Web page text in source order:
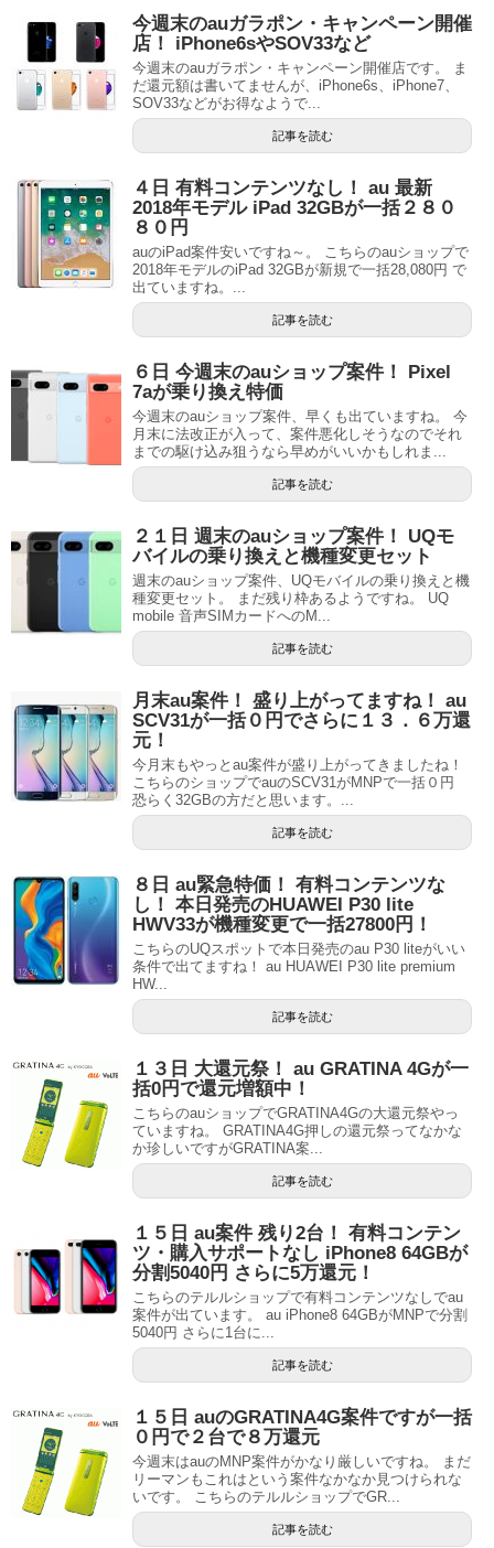
今週末のauガラポン・キャンペーン開催
店！ iPhone6sやSOV33など
今週末のauガラポン・キャンペーン開催店です。 ま
だ還元額は書いてませんが、iPhone6s、iPhone7、
SOV33などがお得なようで...
記事を読む
４日 有料コンテンツなし！ au 最新
2018年モデル iPad 32GBが一括２８０
８０円
auのiPad案件安いですね～。 こちらのauショップで
2018年モデルのiPad 32GBが新規で一括28,080円 で
出ていますね。...
記事を読む
６日 今週末のauショップ案件！ Pixel
7aが乗り換え特価
今週末のauショップ案件、早くも出ていますね。 今
月末に法改正が入って、案件悪化しそうなのでそれ
までの駆け込み狙うなら早めがいいかもしれま...
記事を読む
２１日 週末のauショップ案件！ UQモ
バイルの乗り換えと機種変更セット
週末のauショップ案件、UQモバイルの乗り換えと機
種変更セット。 まだ残り枠あるようですね。 UQ
mobile 音声SIMカードへのM...
記事を読む
月末au案件！ 盛り上がってますね！ au
SCV31が一括０円でさらに１３．６万還
元！
今月末もやっとau案件が盛り上がってきましたね！
こちらのショップでauのSCV31がMNPで一括０円
恐らく32GBの方だと思います。...
記事を読む
８日 au緊急特価！ 有料コンテンツな
し！ 本日発売のHUAWEI P30 lite
HWV33が機種変更で一括27800円！
こちらのUQスポットで本日発売のau P30 liteがいい
条件で出てますね！ au HUAWEI P30 lite premium
HW...
記事を読む
１３日 大還元祭！ au GRATINA 4Gが一
括0円で還元増額中！
こちらのauショップでGRATINA4Gの大還元祭やっ
ていますね。 GRATINA4G押しの還元祭ってなかな
か珍しいですがGRATINA案...
記事を読む
１５日 au案件 残り2台！ 有料コンテン
ツ・購入サポートなし iPhone8 64GBが
分割5040円 さらに5万還元！
こちらのテルルショップで有料コンテンツなしでau
案件が出ています。 au iPhone8 64GBがMNPで分割
5040円 さらに1台に...
記事を読む
１５日 auのGRATINA4G案件ですが一括
０円で２台で８万還元
今週末はauのMNP案件がかなり厳しいですね。 まだ
リーマンもこれはという案件なかなか見つけられな
いです。 こちらのテルルショップでGR...
記事を読む